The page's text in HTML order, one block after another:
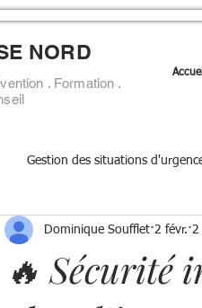
NORD
. Formation .
Gestion des situations
📋 DUERP 🚨 Gestion
Agents
🔥 Sécurité
Dominique Soufflet 2 févr. 2